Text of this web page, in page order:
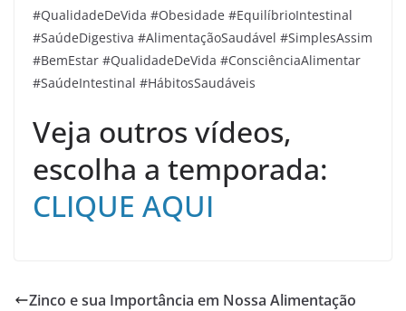
#QualidadeDeVida #Obesidade #EquilíbrioIntestinal
#SaúdeDigestiva #AlimentaçãoSaudável #SimplesAssim
#BemEstar #QualidadeDeVida #ConsciênciaAlimentar
#SaúdeIntestinal #HábitosSaudáveis
Veja outros vídeos,
escolha a temporada:
CLIQUE AQUI
Zinco e sua Importância em Nossa Alimentação